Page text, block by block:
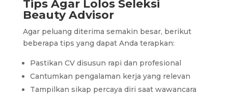
Tips Agar Lolos Seleksi
Beauty Advisor
Agar peluang diterima semakin besar, berikut
beberapa tips yang dapat Anda terapkan:
Pastikan CV disusun rapi dan profesional
Cantumkan pengalaman kerja yang relevan
Tampilkan sikap percaya diri saat wawancara